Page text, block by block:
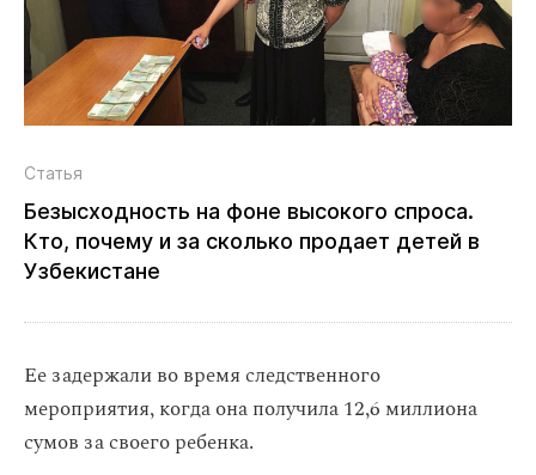
Статья
Безысходность на фоне высокого спроса.
Кто, почему и за сколько продает детей в
Узбекистане
Ее задержали во время следственного
мероприятия, когда она получила 12,6 миллиона
сумов за своего ребенка.